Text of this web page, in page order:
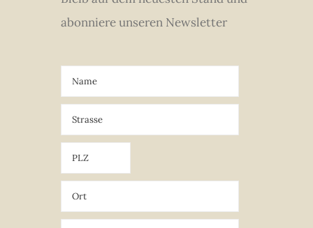
abonniere unseren Newsletter